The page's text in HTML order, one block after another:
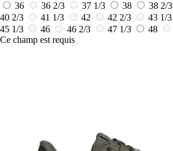
36
36 2/3 37 1/3 38 38 2/3
40 2/3
41 1/3 42 42 2/3 43 1/3
45 1/3
46 46 2/3 47 1/3 48
Ce champ est requis